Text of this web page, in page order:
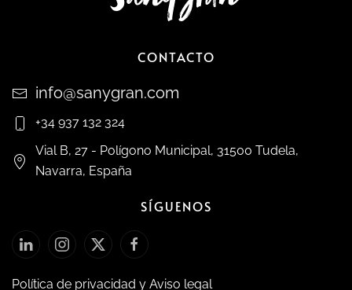
CONTACTO
info@sanygran.com
+34 937 132 324
Vial B, 27 - Polígono Municipal, 31500 Tudela,
Navarra, España
SÍGUENOS
Política de privacidad y Aviso legal